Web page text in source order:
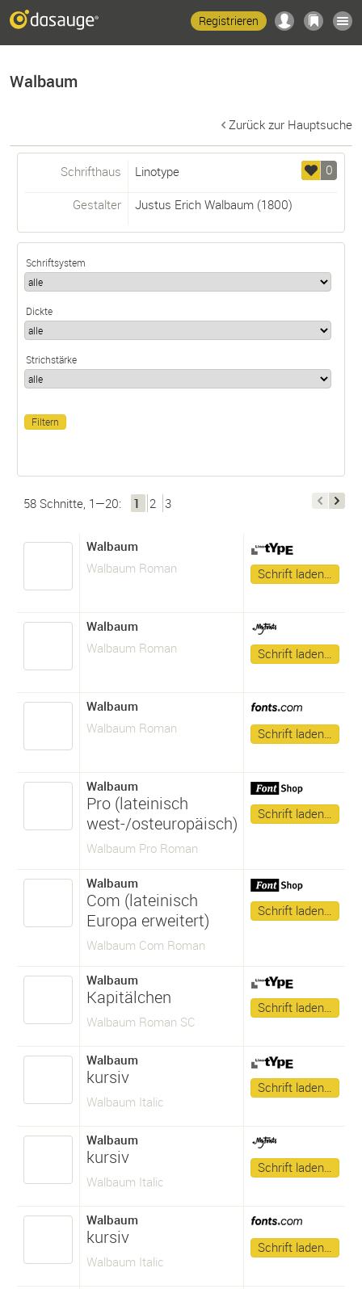
Registrieren
Walbaum
Zurück zur Hauptsuche
0
Schrifthaus Linotype
Gestalter Justus Erich Walbaum(1800)
Schriftsystem
Dickte
Strichstärke
58 Schnitte, 1—20: 1 2 3
Walbaum
Walbaum Roman
Schrift laden…
Walbaum
Walbaum Roman
Schrift laden…
Walbaum
Walbaum Roman
Schrift laden…
Walbaum
Pro (lateinisch
west-/osteuropäisch)
Walbaum Pro Roman
Schrift laden…
Walbaum
Com (lateinisch
Europa erweitert)
Walbaum Com Roman
Schrift laden…
Walbaum
Kapitälchen
Walbaum Roman SC
Schrift laden…
Walbaum
kursiv
Walbaum Italic
Schrift laden…
Walbaum
kursiv
Walbaum Italic
Schrift laden…
Walbaum
kursiv
Walbaum Italic
Schrift laden…